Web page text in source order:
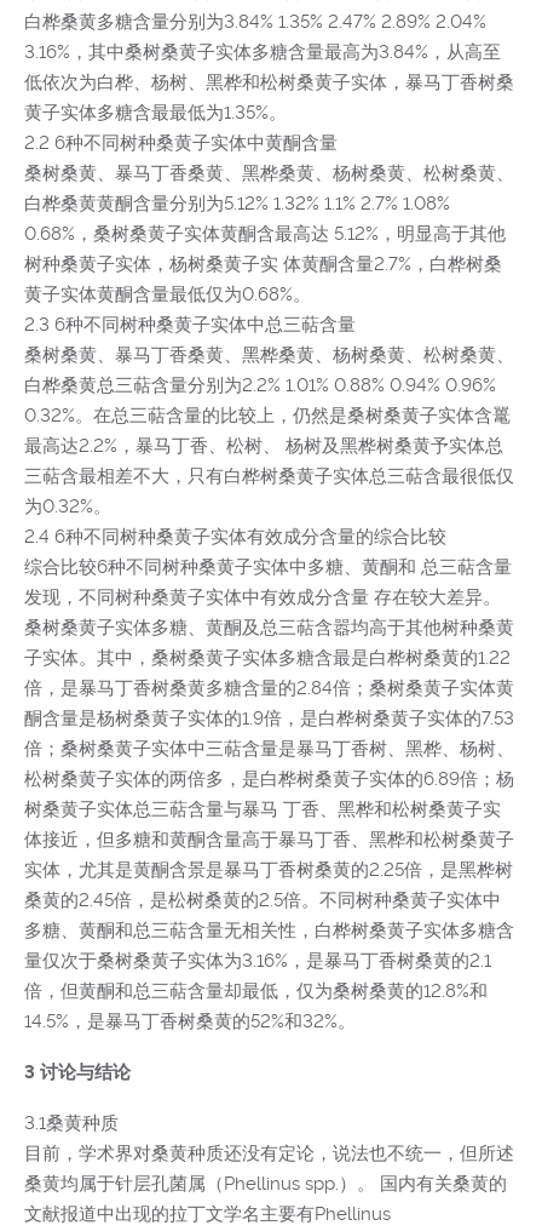
白桦桑黄多糖含量分别为3.84% 1.35% 2.47% 2.89% 2.04%
3.16%，其中桑树桑黄子实体多糖含量最高为3.84%，从高至
低依次为白桦、杨树、黑桦和松树桑黄子实体，暴马丁香树桑
黄子实体多糖含最最低为1.35%。
2.2 6种不同树种桑黄子实体中黄酮含量
桑树桑黄、暴马丁香桑黄、黑桦桑黄、杨树桑黄、松树桑黄、
白桦桑黄黄酮含量分别为5.12% 1.32% 1.1% 2.7% 1.08%
0.68%，桑树桑黄子实体黄酮含最高达 5.12%，明显高于其他
树种桑黄子实体，杨树桑黄子实 体黄酮含量2.7%，白桦树桑
黄子实体黄酮含量最低仅为0.68%。
2.3 6种不同树种桑黄子实体中总三萜含量
桑树桑黄、暴马丁香桑黄、黑桦桑黄、杨树桑黄、松树桑黄、
白桦桑黄总三萜含量分别为2.2% 1.01% 0.88% 0.94% 0.96%
0.32%。在总三萜含量的比较上，仍然是桑树桑黄子实体含鼍
最高达2.2%，暴马丁香、松树、 杨树及黑桦树桑黄予实体总
三萜含最相差不大，只有白桦树桑黄子实体总三萜含最很低仅
为0.32%。
2.4 6种不同树种桑黄子实体有效成分含量的综合比较
综合比较6种不同树种桑黄子实体中多糖、黄酮和 总三萜含量
发现，不同树种桑黄子实体中有效成分含量 存在较大差异。
桑树桑黄子实体多糖、黄酮及总三萜含嚣均高于其他树种桑黄
子实体。其中，桑树桑黄子实体多糖含最是白桦树桑黄的1.22
倍，是暴马丁香树桑黄多糖含量的2.84倍；桑树桑黄子实体黄
酮含量是杨树桑黄子实体的1.9倍，是白桦树桑黄子实体的7.53
倍；桑树桑黄子实体中三萜含量是暴马丁香树、黑桦、杨树、
松树桑黄子实体的两倍多，是白桦树桑黄子实体的6.89倍；杨
树桑黄子实体总三萜含量与暴马 丁香、黑桦和松树桑黄子实
体接近，但多糖和黄酮含量高于暴马丁香、黑桦和松树桑黄子
实体，尤其是黄酮含景是暴马丁香树桑黄的2.25倍，是黑桦树
桑黄的2.45倍，是松树桑黄的2.5倍。不同树种桑黄子实体中
多糖、黄酮和总三萜含量无相关性，白桦树桑黄子实体多糖含
量仅次于桑树桑黄子实体为3.16%，是暴马丁香树桑黄的2.1
倍，但黄酮和总三萜含量却最低，仅为桑树桑黄的12.8%和
14.5%，是暴马丁香树桑黄的52%和32%。
3 讨论与结论
3.1桑黄种质
目前，学术界对桑黄种质还没有定论，说法也不统一，但所述
桑黄均属于针层孔菌属（Phellinus spp.）。 国内有关桑黄的
文献报道中出现的拉丁文学名主要有Phellinus